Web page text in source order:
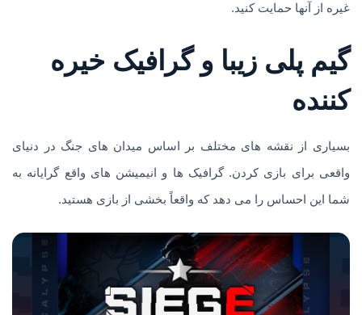
غیره از آنها حمایت کنید.
گیم پلی زیبا و گرافیک خیره
کننده
بسیاری از نقشه های مختلف بر اساس میدان های جنگ در دنیای
واقعی برای بازی کردن. گرافیک ها و انیمیشن های واقع گرایانه به
شما این احساس را می دهد که واقعاً بخشی از بازی هستید.